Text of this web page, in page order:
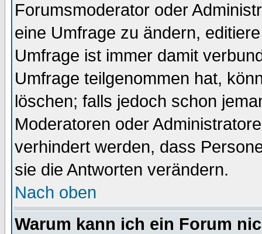
Forumsmoderator oder
eine Umfrage zu ändern,
Umfrage ist immer damit
Umfrage teilgenommen hat,
löschen; falls jedoch schon
Moderatoren oder
verhindert werden, dass
sie die Antworten verändern.
Nach oben
Warum kann ich ein Forum